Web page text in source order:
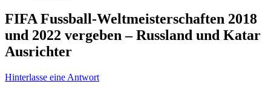
FIFA Fussball-Weltmeisterschaften 2018
und 2022 vergeben – Russland und Katar
Ausrichter
Hinterlasse eine Antwort